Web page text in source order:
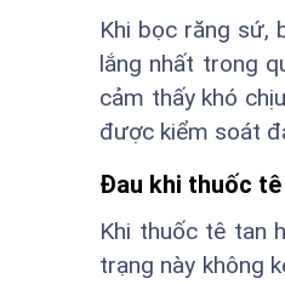
Khi bọc răng sứ,
lắng nhất trong
cảm thấy khó
được kiểm soát
Đau khi thuốc
Khi thuốc tê tan
trạng này không